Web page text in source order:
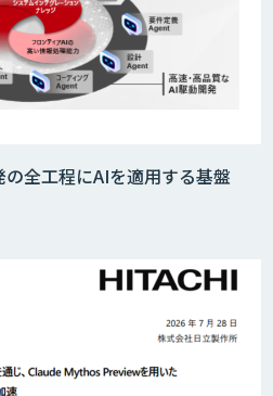
作解析AIソリューション
の業務活用は「Safe AI
全工程にAIを適用する基盤